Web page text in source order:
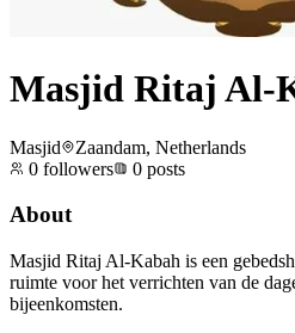
Masjid Ritaj Al-
Masjid
Zaandam, Netherlands
0 followers 0 posts
About
Masjid Ritaj Al-Kabah is een
ruimte voor het verrichten van de
bijeenkomsten.